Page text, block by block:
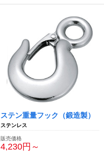
ステン重量フック（鍛造製）
ステンレス
販売価格
4,230円～